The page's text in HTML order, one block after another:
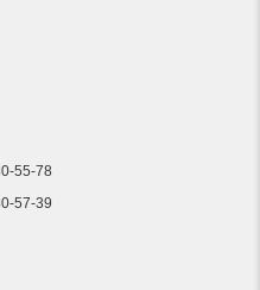
55-78
57-39